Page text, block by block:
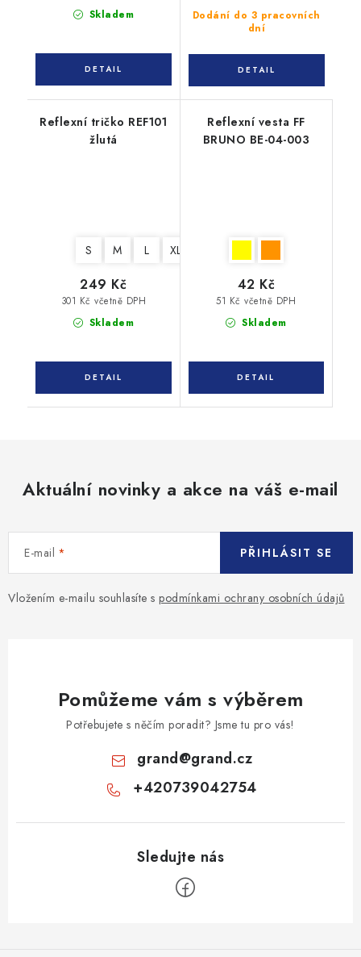
Skladem
Dodání do 3 pracovních
dní
Reflexní tričko REF101
žlutá
S M L XL
Skladem
301 Kč včetně DPH
249 Kč
Reflexní vesta FF
BRUNO BE-04-003
Skladem
51 Kč včetně DPH
42 Kč
Aktuální novinky a akce na váš e-mail
E-mail
Vložením e-mailu souhlasíte s podmínkami ochrany osobních údajů
PŘIHLÁSIT SE
Pomůžeme vám s výběrem
Potřebujete s něčím poradit? Jsme tu pro vás!
grand@grand.cz
+420739042754